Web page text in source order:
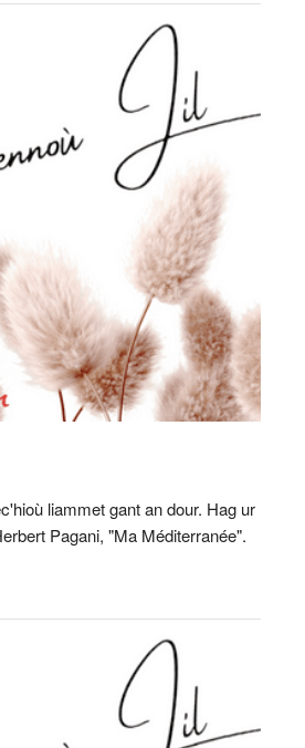
liammet gant an dour. Hag ur
Pagani, "Ma Méditerranée".